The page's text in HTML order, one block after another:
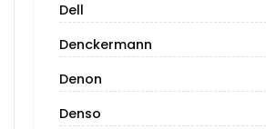
Dell
Denckermann
Denon
Denso